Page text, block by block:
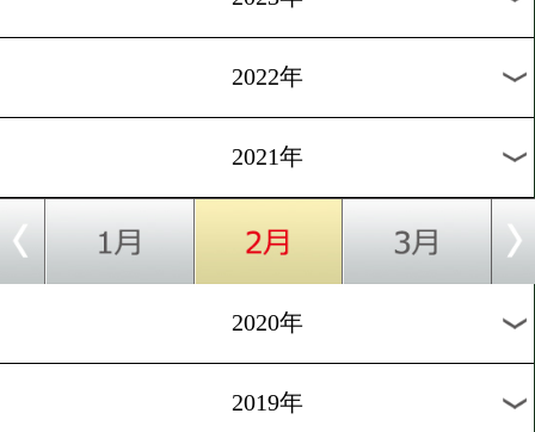
る
1
過去のニュース
2026年